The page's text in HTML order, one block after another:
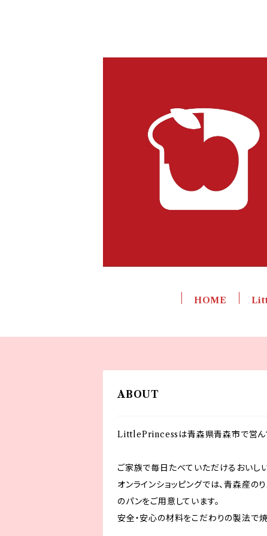
HOME
ABOUT
LittlePrincessは青森県青森市で営ん
ご家族で毎日たべていただけるおいし
オンラインショッピングでは、青森産の
のパンをご用意しています。
安全・安心の材料をこだわりの製法で